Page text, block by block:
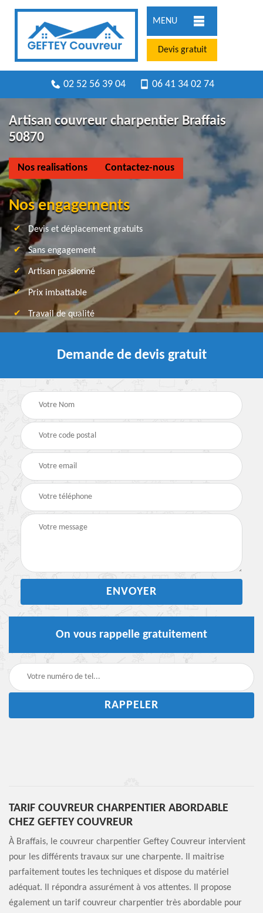
MENU
Devis gratuit
02 52 56 39 04 06 41 34 02 74
Artisan couvreur charpentier Braffais
50870
Nos realisations Contactez-nous
Nos engagements
Devis et déplacement gratuits
Sans engagement
Artisan passionné
Prix imbattable
Travail de qualité
Demande de devis gratuit
On vous rappelle gratuitement
TARIF COUVREUR CHARPENTIER ABORDABLE
CHEZ GEFTEY COUVREUR
À Braffais, le couvreur charpentier Geftey Couvreur intervient
pour les différents travaux sur une charpente. Il maitrise
parfaitement toutes les techniques et dispose du matériel
adéquat. Il répondra assurément à vos attentes. Il propose
également un tarif couvreur charpentier très abordable pour